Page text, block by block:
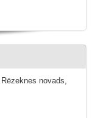
novads,